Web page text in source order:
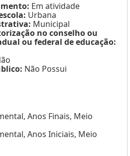
Em atividade
Urbana
Municipal
no conselho ou
ou federal de educação:
Não Possui
Anos Finais, Meio
Anos Iniciais, Meio